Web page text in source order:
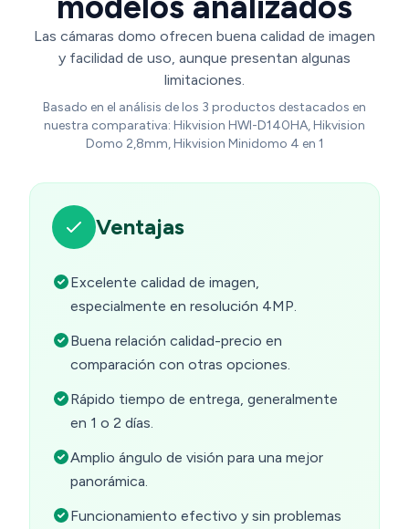
Las cámaras domo ofrecen buena calidad de imagen
y facilidad de uso, aunque presentan algunas
limitaciones.
Basado en el análisis de los 3 productos destacados en
nuestra comparativa: Hikvision HWI-D140HA, Hikvision
Domo 2,8mm, Hikvision Minidomo 4 en 1
Ventajas
Excelente calidad de imagen,
especialmente en resolución 4MP.
Buena relación calidad-precio en
comparación con otras opciones.
Rápido tiempo de entrega, generalmente
en 1 o 2 días.
Amplio ángulo de visión para una mejor
panorámica.
Funcionamiento efectivo y sin problemas